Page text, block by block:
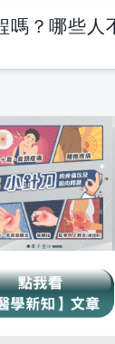
嗎？哪些人